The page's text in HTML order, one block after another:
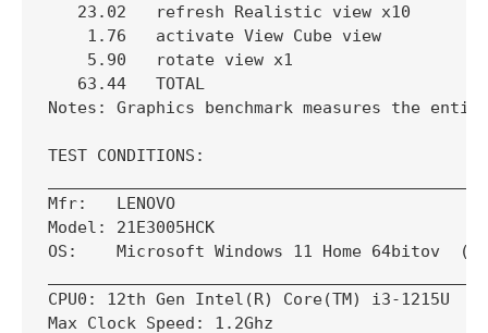
   23.02   refresh Realistic view x10
    1.76   activate View Cube view
    5.90   rotate view x1
   63.44   TOTAL
Notes: Graphics benchmark measures the
TEST CONDITIONS:
Mfr:   LENOVO
Model: 21E3005HCK
OS:    Microsoft Windows 11 Home 64bitov
CPU0: 12th Gen Intel(R) Core(TM) i3-1215U
Max Clock Speed: 1.2Ghz